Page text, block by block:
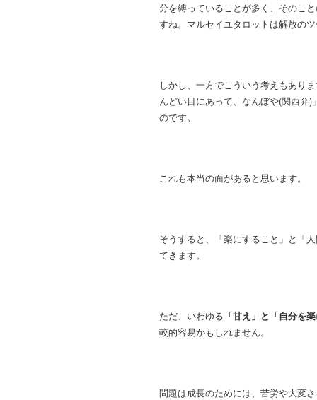
分を縛っていることが多く、そのこ
すね。マルセイユタロットは解放の
しかし、一方でこういう考えもあり
んどい目にあって、なんぼや(関西弁
のです。
これも本当の面があると思います。
そうすると、「楽にすること」と「
てきます。
ただ、いわゆる 「甘え」と「自分を
較的容易かもしれません。
問題は成長のためには、 苦労や大変